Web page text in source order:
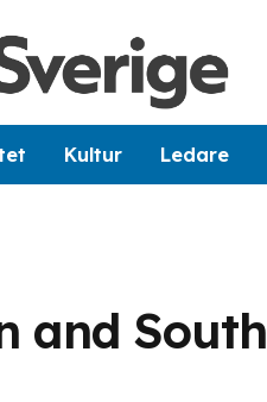
Kultur Ledare
and South